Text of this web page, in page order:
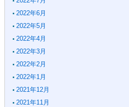
2022年6月
2022年5月
2022年4月
2022年3月
2022年2月
2022年1月
2021年12月
2021年11月